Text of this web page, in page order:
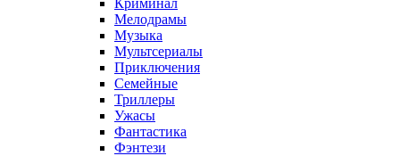
Криминал
Мелодрамы
Музыка
Мультсериалы
Приключения
Семейные
Триллеры
Ужасы
Фантастика
Фэнтези